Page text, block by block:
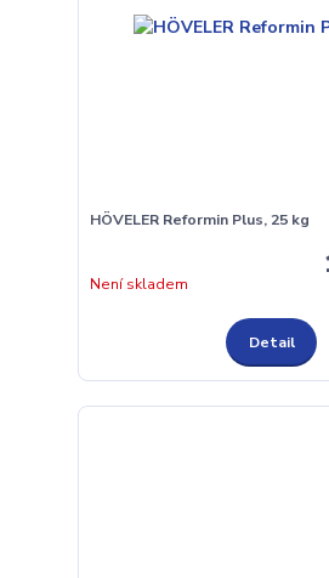
HÖVELER Reformin Plus, 25 kg
Není skladem
Detail